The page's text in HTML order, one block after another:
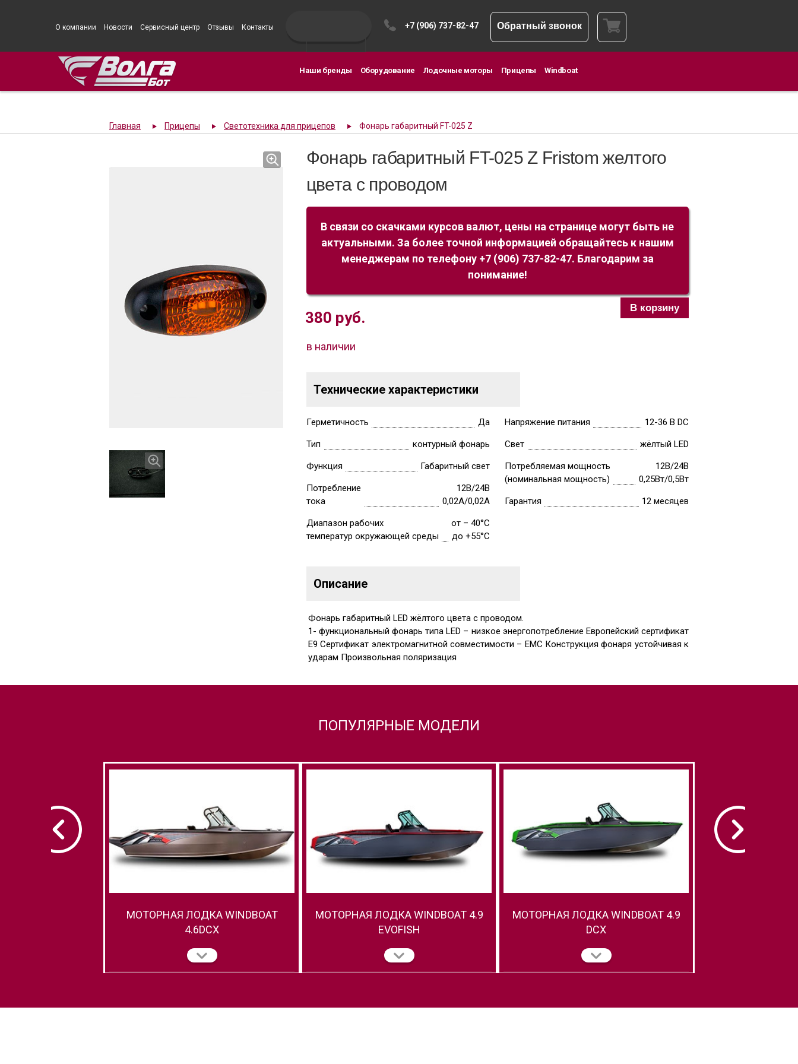
О компании Новости Сервисный центр Отзывы Контакты +7 (906) 737-82-47 Обратный звонок
Наши бренды Оборудование Лодочные моторы Прицепы Windboat
Главная Прицепы Светотехника для прицепов Фонарь габаритный FT-025 Z
Фонарь габаритный FT-025 Z Fristom желтого
цвета с проводом
В связи со скачками курсов валют, цены на странице могут быть не
актуальными. За более точной информацией обращайтесь к нашим
менеджерам по телефону +7 (906) 737-82-47. Благодарим за
понимание!
В корзину
380 руб.
в наличии
Технические характеристики
Герметичность Да
Тип контурный фонарь
Функция Габаритный свет
Потребление
тока
12В/24В
0,02А/0,02А
Диапазон рабочих
температур окружающей среды
от – 40°C
до +55°C
Напряжение питания 12-36 В DC
Свет жёлтый LED
Потребляемая мощность
(номинальная мощность)
12В/24В
0,25Вт/0,5Вт
Гарантия 12 месяцев
Описание
Фонарь габаритный LED жёлтого цвета с проводом.
1- функциональный фонарь типа LED – низкое энергопотребление Европейский сертификат
E9 Сертификат электромагнитной совместимости – EMC Конструкция фонаря устойчивая к
ударам Произвольная поляризация
ПОПУЛЯРНЫЕ МОДЕЛИ
МОТОРНАЯ ЛОДКА WINDBOAT
4.6DCX
МОТОРНАЯ ЛОДКА WINDBOAT 4.9
EVOFISH
МОТОРНАЯ ЛОДКА WINDBOAT 4.9
DCX